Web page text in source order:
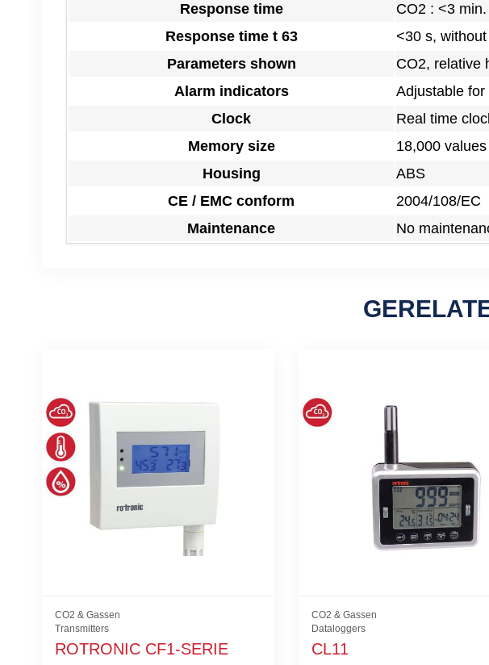
Response time
CO2 : <3
Response time t 63
<30 s,
Parameters shown
CO2, relative
Alarm indicators
Adjustable
Clock
Real time
Memory size
18,000
Housing
ABS
CE / EMC conform
2004/108/EC
Maintenance
No
CO2 & Gassen
Transmitters
ROTRONIC CF1-SERIE
CO2 & Gassen
Dataloggers
CL11